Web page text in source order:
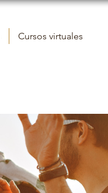
Cursos virtuales